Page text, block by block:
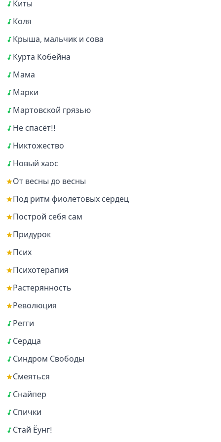
Киты
Коля
Крыша, мальчик и сова
Курта Кобейна
Мама
Марки
Мартовской грязью
Не спасёт!!
Никтожество
Новый хаос
От весны до весны
Под ритм фиолетовых сердец
Построй себя сам
Придурок
Псих
Психотерапия
Растерянность
Революция
Регги
Сердца
Синдром Свободы
Смеяться
Снайпер
Спички
Стай Ёунг!